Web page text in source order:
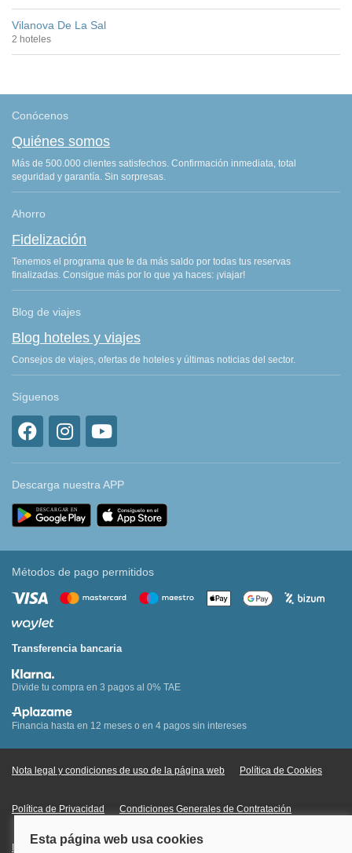
Vilanova De La Sal
2 hoteles
Conócenos
Quiénes somos
Más de 500.000 clientes satisfechos. Confirmación inmediata, total
seguridad y garantía. Sin sorpresas.
Ahorro
Fidelización
Tenemos el programa que te da más saldo por todas tus reservas
finalizadas. Consigue más por lo que ya haces: ¡viajar!
Blog de viajes
Blog hoteles y viajes
Consejos de viajes, ofertas de hoteles y últimas noticias del sector.
Síguenos
Descarga nuestra APP
Métodos de pago permitidos
Transferencia bancaria
Divide tu compra en 3 pagos al 0% TAE
Financia hasta en 12 meses o en 4 pagos sin intereses
Nota legal y condiciones de uso de la página web Política de Cookies
Política de Privacidad Condiciones Generales de Contratación
Información Legal sobre Mercados en Línea